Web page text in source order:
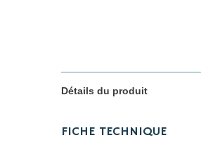
Détails du produit
FICHE TECHNIQUE